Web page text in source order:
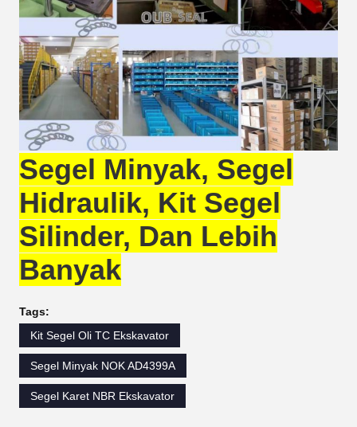
Segel Minyak, Segel
Hidraulik, Kit Segel
Silinder, Dan Lebih
Banyak
Tags:
Kit Segel Oli TC Ekskavator
Segel Minyak NOK AD4399A
Segel Karet NBR Ekskavator